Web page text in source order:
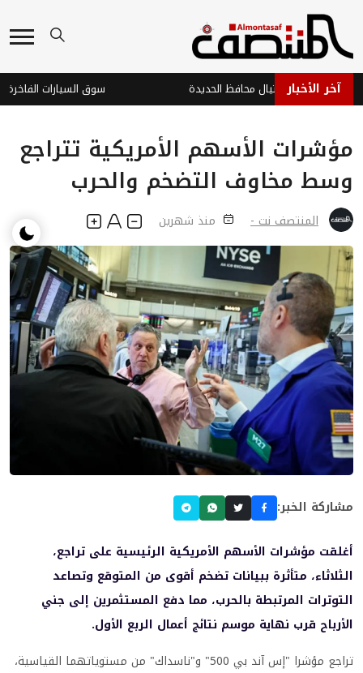
آخر الأخبار
يفشل في اغتيال محافظ الحديدة
مؤشرات الأسهم الأمريكية تتراجع
وسط مخاوف التضخم والحرب
المنتصف نت - منذ شهرين
مشاركة الخبر:
أغلقت مؤشرات الأسهم الأمريكية الرئيسية على تراجع،
الثلاثاء، متأثرة ببيانات تضخم أقوى من المتوقع وتصاعد
التوترات المرتبطة بالحرب، مما دفع المستثمرين إلى جني
الأرباح قرب نهاية موسم نتائج أعمال الربع الأول.
تراجع مؤشرا "إس آند بي 500" و"ناسداك" من مستوياتهما القياسية،